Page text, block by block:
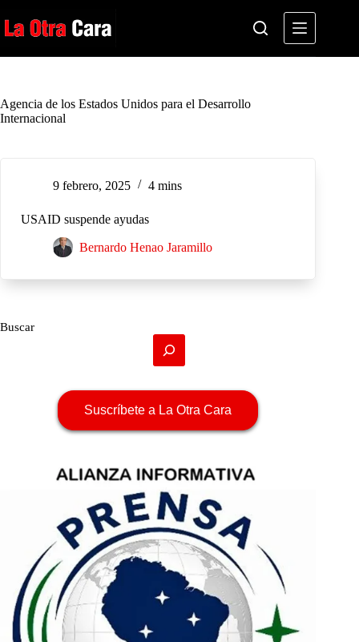
al
contenido
Agencia de los Estados Unidos para el Desarrollo
Internacional
9 febrero, 2025 4 mins
USAID suspende ayudas
Bernardo Henao Jaramillo
Buscar
Suscríbete a La Otra Cara